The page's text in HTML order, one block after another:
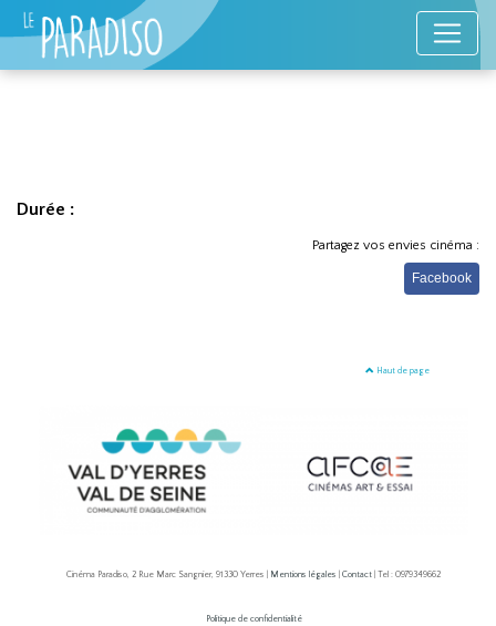
Durée :
Partagez vos envies cinéma :
Facebook
Haut de page
Cinéma Paradiso, 2 Rue Marc Sangnier, 91330 Yerres | Mentions légales Contact | Tel : 0979349662
Politique de confidentialité